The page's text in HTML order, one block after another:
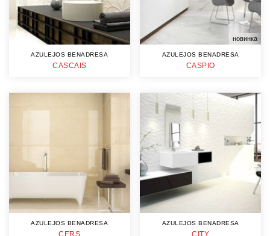
AZULEJOS BENADRESA
CASCAIS
новинка
AZULEJOS BENADRESA
CASPIO
AZULEJOS BENADRESA
CERS
AZULEJOS BENADRESA
CITY